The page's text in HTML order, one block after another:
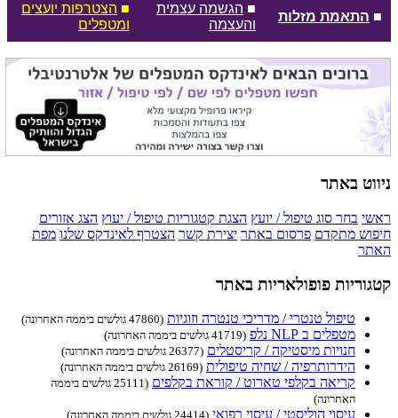
■ התאמת מזלות
■ הגשמה עצמית
והעצמה
■ הצטרפות יועצים
ומטפלים
ניווט באתר
ראשי בחר סוג טיפול / יועץ הצגת קטגוריות טיפול / יעוץ הצג אזורים
חיפוש מתקדם פרסום באתר יצירת קשר הצטרף לאינדקס שלנו מפת
האתר
קטגוריות פופולאריות באתר
טיפול טנטרי / מדריכי טנטרה וזוגיות (47860 גולשים ביממה האחרונה)
מטפלים ב NLP נלפ (41719 גולשים ביממה האחרונה)
חנויות מיסטיקה / קריסטלים (26377 גולשים ביממה האחרונה)
הידרותרפיה / שחיה טיפולית (26169 גולשים ביממה האחרונה)
קריאה בקלפי טארוט / קוראת בקלפים
(25111 גולשים ביממה
האחרונה)
עיסוי הוליסטי / עיסוי רפואי (24414 גולשים ביממה האחרונה)